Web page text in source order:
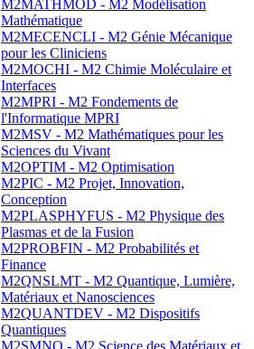
M2MATHMOD - M2 Modélisation
Mathématique
M2MECENCLI - M2 Génie Mécanique
pour les Cliniciens
M2MOCHI - M2 Chimie Moléculaire et
Interfaces
M2MPRI - M2 Fondements de
l'Informatique MPRI
M2MSV - M2 Mathématiques pour les
Sciences du Vivant
M2OPTIM - M2 Optimisation
M2PIC - M2 Projet, Innovation,
Conception
M2PLASPHYFUS - M2 Physique des
Plasmas et de la Fusion
M2PROBFIN - M2 Probabilités et
Finance
M2QNSLMT - M2 Quantique, Lumière,
Matériaux et Nanosciences
M2QUANTDEV - M2 Dispositifs
Quantiques
M2SMNO - M2 Science des Matériaux et